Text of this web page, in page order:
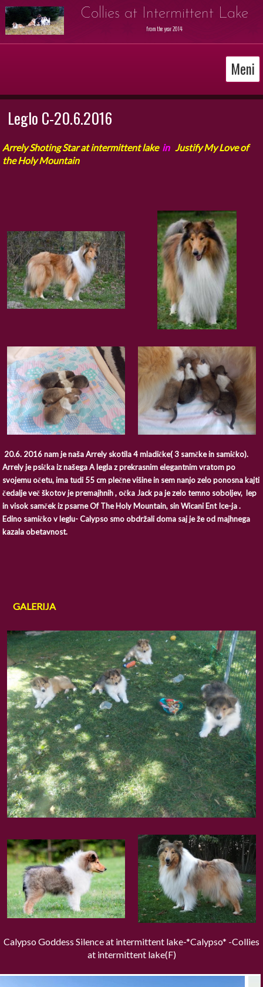
Collies at Intermittent Lake
from the year 2014
Meni
Leglo C-20.6.2016
Arrely Shoting Star at intermittent lake in Justify My Love of
the Holy Mountain
20.6. 2016 nam je naša Arrely skotila 4 mladičke( 3 samčke in samičko).
Arrely je psička iz našega A legla z prekrasnim elegantnim vratom po
svojemu očetu, ima tudi 55 cm plečne višine in sem nanjo zelo ponosna kajti
čedalje več škotov je premajhnih , očka Jack pa je zelo temno soboljev, lep
in visok samček iz psarne Of The Holy Mountain, sin Wicani Ent Ice-ja .
Edino samičko v leglu- Calypso smo obdržali doma saj je že od majhnega
kazala obetavnost.
GALERIJA
Calypso Goddess Silence at intermittent lake-*Calypso* -Collies
at intermittent lake(F)